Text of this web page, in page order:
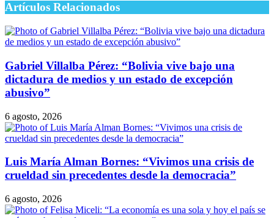
Artículos Relacionados
Gabriel Villalba Pérez: “Bolivia vive bajo una
dictadura de medios y un estado de excepción
abusivo”
6 agosto, 2026
Luis María Alman Bornes: “Vivimos una crisis de
crueldad sin precedentes desde la democracia”
6 agosto, 2026